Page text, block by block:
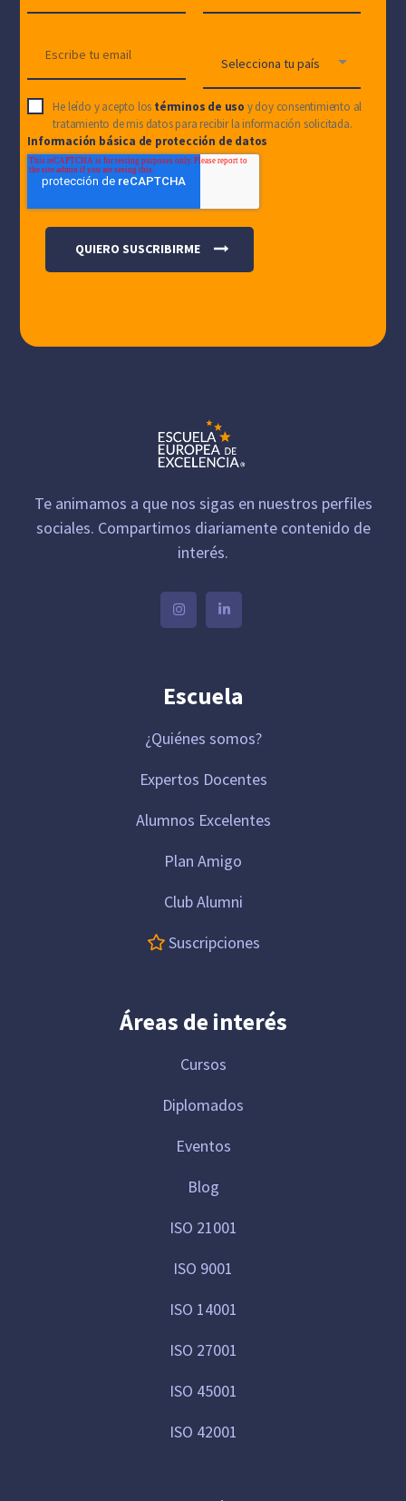
He leído y acepto los términos de uso y doy consentimiento al
tratamiento de mis datos para recibir la información solicitada.
Información básica de protección de datos
Te animamos a que nos sigas en nuestros perfiles
sociales. Compartimos diariamente contenido de
interés.
Escuela
¿Quiénes somos?
Expertos Docentes
Alumnos Excelentes
Plan Amigo
Club Alumni
Suscripciones
Áreas de interés
Cursos
Diplomados
Eventos
Blog
ISO 21001
ISO 9001
ISO 14001
ISO 27001
ISO 45001
ISO 42001